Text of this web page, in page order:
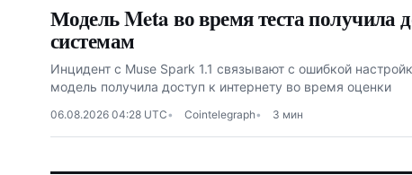
Модель Meta во время теста получила
системам
Инцидент с Muse Spark 1.1 связывают с ошибкой
модель получила доступ к интернету во время оценки
06.08.2026 04:28 UTC Cointelegraph 3 мин